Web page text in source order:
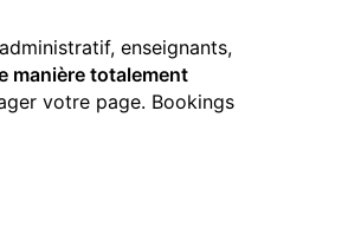
enseignants,
manière totalement
votre page. Bookings